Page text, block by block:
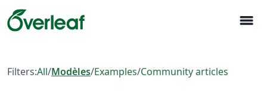
menu
Filters:All/Modèles/Examples/Community articles